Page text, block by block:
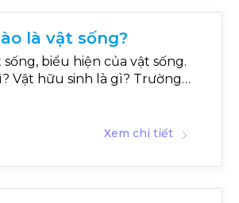
là vật sống?
sống, biểu hiện của vật sống.
Vật hữu sinh là gì? Trường
Xem chi tiết